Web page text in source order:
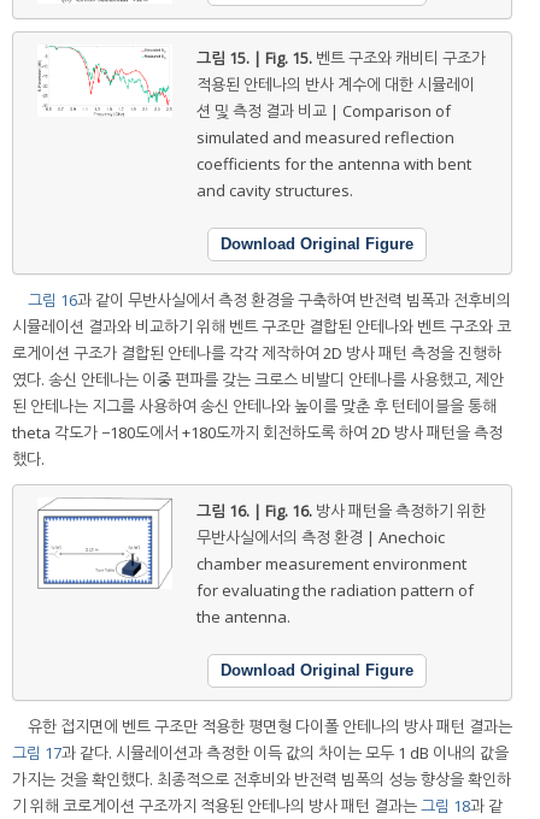
그림 15. | Fig. 15. 벤트 구조와 캐비티 구조가
적용된 안테나의 반사 계수에 대한 시뮬레이
션 및 측정 결과 비교 | Comparison of
simulated and measured reflection
coefficients for the antenna with bent
and cavity structures.
Download Original Figure
그림 16과 같이 무반사실에서 측정 환경을 구축하여 반전력 빔폭과 전후비의
시뮬레이션 결과와 비교하기 위해 벤트 구조만 결합된 안테나와 벤트 구조와 코
로게이션 구조가 결합된 안테나를 각각 제작하여 2D 방사 패턴 측정을 진행하
였다. 송신 안테나는 이중 편파를 갖는 크로스 비발디 안테나를 사용했고, 제안
된 안테나는 지그를 사용하여 송신 안테나와 높이를 맞춘 후 턴테이블을 통해
theta 각도가 −180도에서 +180도까지 회전하도록 하여 2D 방사 패턴을 측정
했다.
그림 16. | Fig. 16. 방사 패턴을 측정하기 위한
무반사실에서의 측정 환경 | Anechoic
chamber measurement environment
for evaluating the radiation pattern of
the antenna.
Download Original Figure
유한 접지면에 벤트 구조만 적용한 평면형 다이폴 안테나의 방사 패턴 결과는
그림 17과 같다. 시뮬레이션과 측정한 이득 값의 차이는 모두 1 dB 이내의 값을
가지는 것을 확인했다. 최종적으로 전후비와 반전력 빔폭의 성능 향상을 확인하
기 위해 코로게이션 구조까지 적용된 안테나의 방사 패턴 결과는그림 18과 같